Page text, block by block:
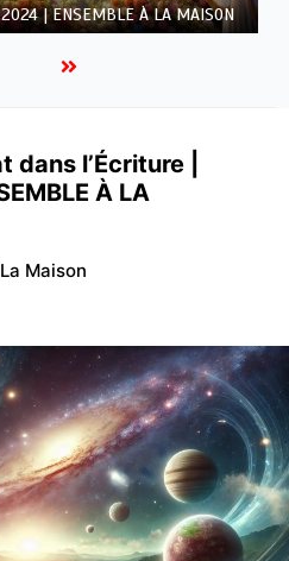
dans l’Écriture |
À LA
Maison